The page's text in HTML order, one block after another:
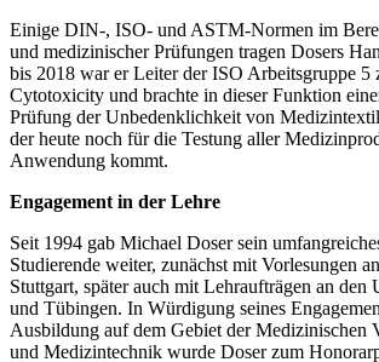
Einige DIN-, ISO- und ASTM-Normen im
und medizinischer Prüfungen tragen Dosers
bis 2018 war er Leiter der ISO Arbeitsgruppe 5
Cytotoxicity und brachte in dieser Funktion
Prüfung der Unbedenklichkeit von
der heute noch für die Testung aller
Anwendung kommt.
Engagement in der Lehre
Seit 1994 gab Michael Doser sein
Studierende weiter, zunächst mit Vorlesungen
Stuttgart, später auch mit Lehraufträgen an den
und Tübingen. In Würdigung seines
Ausbildung auf dem Gebiet der Medizinischen
und Medizintechnik wurde Doser zum